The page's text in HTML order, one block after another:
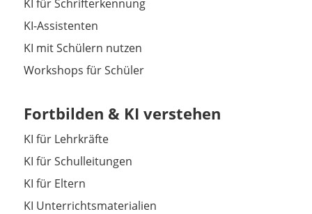
KI für Schrifterkennung
KI-Assistenten
KI mit Schülern nutzen
Workshops für Schüler
Fortbilden & KI verstehen
KI für Lehrkräfte
KI für Schulleitungen
KI für Eltern
KI Unterrichtsmaterialien